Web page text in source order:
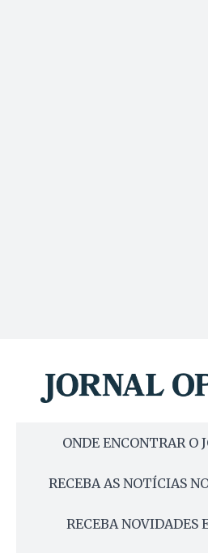
ONDE ENCONTRAR O
RECEBA AS NOTÍCIAS
RECEBA NOVIDADES